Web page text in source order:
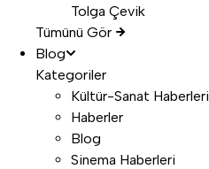
Tolga Çevik
Tümünü Gör
Blog
Kategoriler
Kültür-Sanat Haberleri
Haberler
Blog
Sinema Haberleri